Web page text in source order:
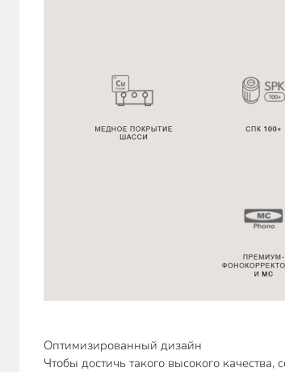
Оптимизированный дизайн
Чтобы достичь такого высокого